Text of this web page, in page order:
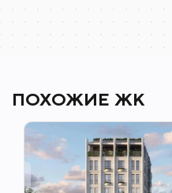
включает в себя
бассейном с
Недалеко от
ПОХОЖИЕ ЖК